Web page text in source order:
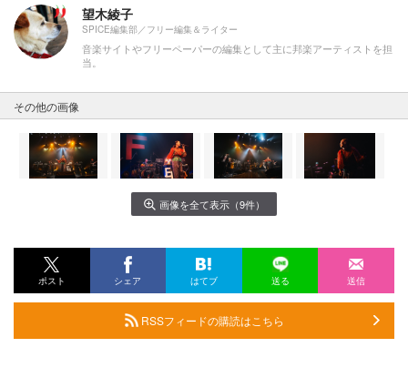
望木綾子
SPICE編集部／フリー編集＆ライター
音楽サイトやフリーペーパーの編集として主に邦楽アーティストを担
当。
その他の画像
画像を全て表示（9件）
ポスト シェア はてブ 送る 送信
RSSフィードの購読はこちら